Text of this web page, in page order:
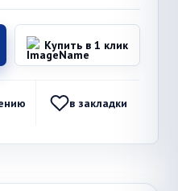
Купить в 1 клик
в закладки